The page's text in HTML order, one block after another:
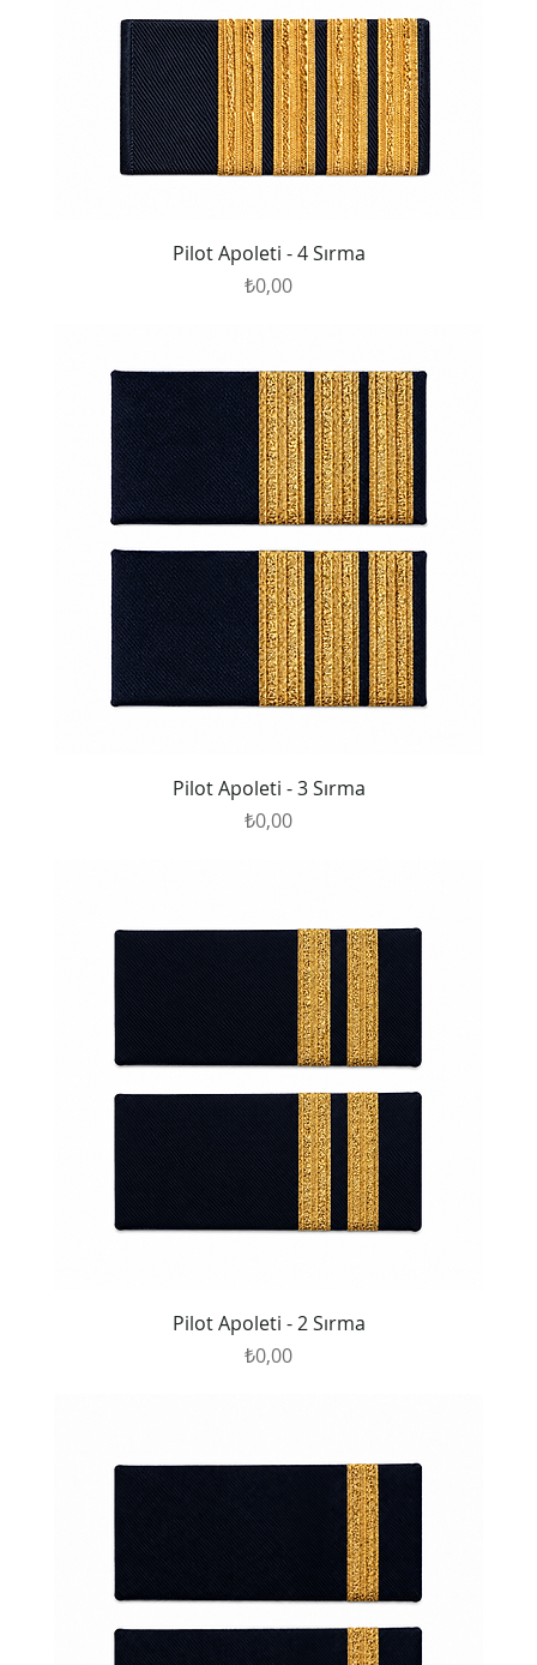
Pilot Apoleti - 4 Sırma
Fiyat
₺0,00
Pilot Apoleti - 3 Sırma
Fiyat
₺0,00
Pilot Apoleti - 2 Sırma
Fiyat
₺0,00